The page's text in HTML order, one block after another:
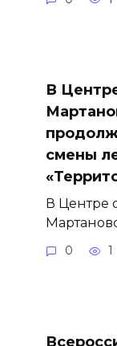
В
смены
В Центре
0 1